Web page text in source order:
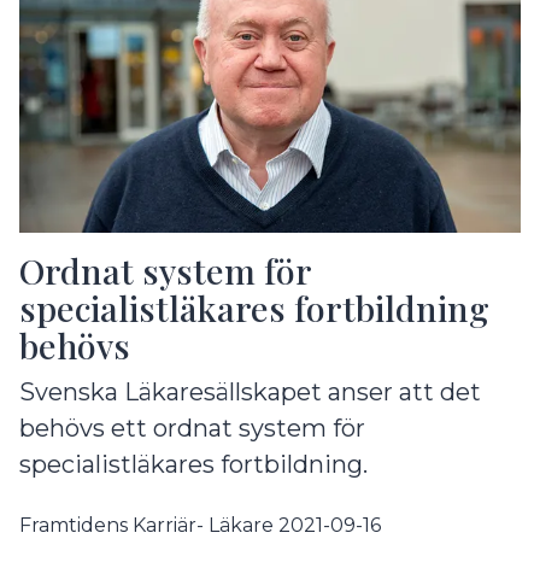
Ordnat system för
specialistläkares fortbildning
behövs
Svenska Läkaresällskapet anser att det
behövs ett ordnat system för
specialistläkares fortbildning.
Framtidens Karriär- Läkare 2021-09-16